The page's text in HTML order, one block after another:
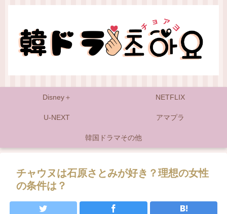
Disney＋ NETFLIX
U-NEXT アマプラ
韓国ドラマその他
チャウヌは石原さとみが好き？理想の女性
の条件は？